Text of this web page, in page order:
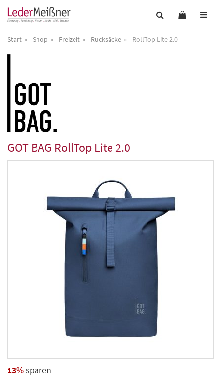
Start Shop Freizeit Rucksäcke RollTop Lite 2.0
GOT BAG RollTop Lite 2.0
13%sparen